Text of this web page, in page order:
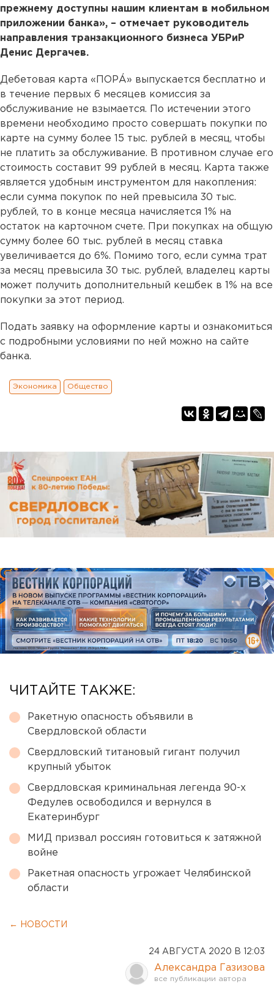
прежнему доступны нашим клиентам в мобильном
приложении банка», – отмечает руководитель
направления транзакционного бизнеса УБРиР
Денис Дергачев.
Дебетовая карта «ПОРÁ» выпускается бесплатно и
в течение первых 6 месяцев комиссия за
обслуживание не взымается. По истечении этого
времени необходимо просто совершать покупки по
карте на сумму более 15 тыс. рублей в месяц, чтобы
не платить за обслуживание. В противном случае его
стоимость составит 99 рублей в месяц. Карта также
является удобным инструментом для накопления:
если сумма покупок по ней превысила 30 тыс.
рублей, то в конце месяца начисляется 1% на
остаток на карточном счете. При покупках на общую
сумму более 60 тыс. рублей в месяц ставка
увеличивается до 6%. Помимо того, если сумма трат
за месяц превысила 30 тыс. рублей, владелец карты
может получить дополнительный кешбек в 1% на все
покупки за этот период.
Подать заявку на оформление карты и ознакомиться
с подробными условиями по ней можно на сайте
банка.
Экономика Общество
ЧИТАЙТЕ ТАКЖЕ:
Ракетную опасность объявили в
Свердловской области
Свердловский титановый гигант получил
крупный убыток
Свердловская криминальная легенда 90-х
Федулев освободился и вернулся в
Екатеринбург
МИД призвал россиян готовиться к затяжной
войне
Ракетная опасность угрожает Челябинской
области
← НОВОСТИ
24 АВГУСТА 2020 В 12:03
Александра Газизова